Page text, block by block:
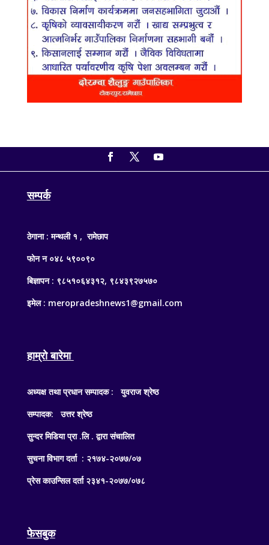
सम्पर्क
ठेगाना : मन्थली १ , रामेछाप
फोन न ०४८ ५९००९०
बिज्ञापन : ९८५१०६४३१२, ९८४३९२७५७०
इमेल : meropradeshnews1@gmail.com
हाम्रो बारेमा
अध्यक्ष तथा प्रधान सम्पादक : युवराज श्रेष्ठ
सम्पादक: उत्तर श्रेष्ठ
सुन्दर मिडिया प्रा .लि . द्वारा संचालित
सुचना विभाग दर्ता : २१७४-२०७७/०७
प्रेस काउन्सिल दर्ता २३४१-२०७७/०७८
फेसबुक